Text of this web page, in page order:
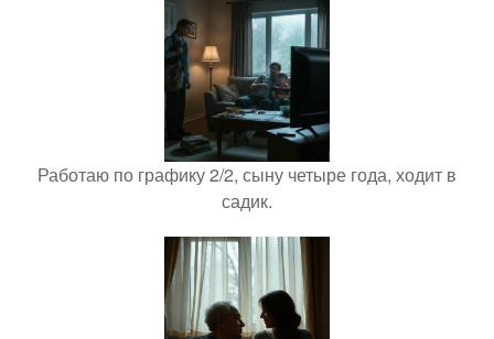
Работаю по графику 2/2, сыну четыре года, ходит в
садик.